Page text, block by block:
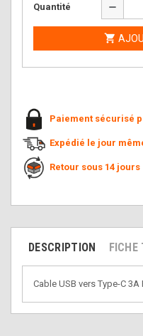
Quantité remove

Paiement sécurisé
Expédié le jour
Retour sous 14 jours
DESCRIPTION FICHE
Cable USB vers Type-C